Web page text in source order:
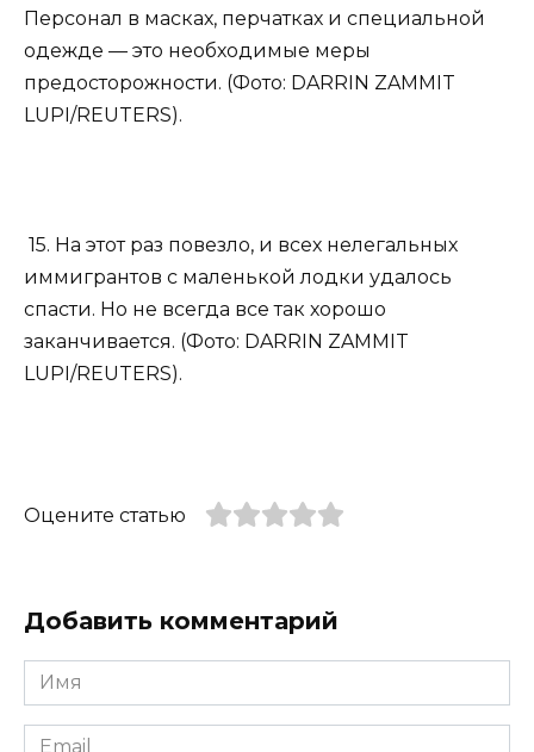
Персонал в масках, перчатках и специальной
одежде — это необходимые меры
предосторожности. (Фото: DARRIN ZAMMIT
LUPI/REUTERS).
15. На этот раз повезло, и всех нелегальных
иммигрантов с маленькой лодки удалось
спасти. Но не всегда все так хорошо
заканчивается. (Фото: DARRIN ZAMMIT
LUPI/REUTERS).
Оцените статью
Добавить комментарий
Имя
*
Email